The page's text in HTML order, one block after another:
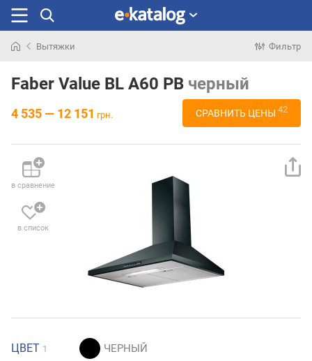
раньше
Вытяжки Фильтр
Faber Value BL A60 PB черный
4 535 — 12 151 грн. СРАВНИТЬ ЦЕНЫ 42
в сравнение
в список
ЦВЕТ 1